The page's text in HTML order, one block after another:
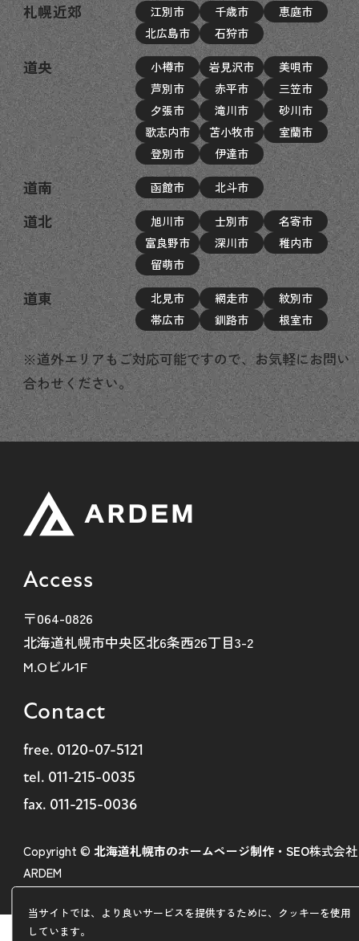
当サイトでは、より良いサービスを提供するために、クッキーを使用
しています。
札幌近郊 江別市 千歳市
恵庭市
北広島市
石狩市
道央 小樽市 岩見沢市
美唄市
芦別市
赤平市
三笠市
夕張市
滝川市
砂川市
歌志内市
苫小牧市
室蘭市
登別市
伊達市
道南 函館市 北斗市
道北 旭川市 士別市
名寄市
富良野市
深川市
稚内市
留萌市
道東 北見市 網走市
紋別市
帯広市
釧路市 根室市
※道外エリアもご対応可能ですので、お気軽にお問い
合わせください。
Access
〒064-0826
北海道札幌市中央区北6条西26丁目3-2
M.Oビル1F
Contact
free. 0120-07-5121
tel. 011-215-0035
fax. 011-215-0036
Copyright © 北海道札幌市のホームページ制作・SEO株式会社
ARDEM